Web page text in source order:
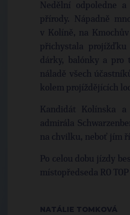
Nedělní odpoledne
přírody. Nápadně
v Kolíně, na
přichystala
dárky, balónky a pro
náladě všech
kolem projíždějících
Kandidát Kolínska
admirála
na chvilku, neboť jím
Po celou dobu jízdy
místopředseda RO
NATÁLIE TOMKOVÁ